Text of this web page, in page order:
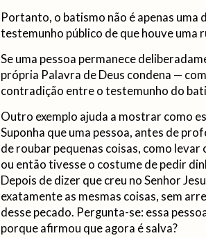
Portanto, o batismo não é apenas uma
testemunho público de que houve uma
Se uma pessoa permanece
própria Palavra de Deus condena —
contradição entre o testemunho do
Outro exemplo ajuda a mostrar como
Suponha que uma pessoa, antes de
de roubar pequenas coisas, como
ou então tivesse o costume de pedir
Depois de dizer que creu no Senhor
exatamente as mesmas coisas, sem
desse pecado. Pergunta-se: essa
porque afirmou que agora é salva?